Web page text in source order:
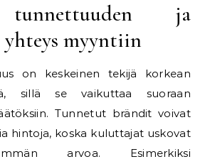
ja
yhteys myyntiin
on keskeinen tekijä korkean
sillä se vaikuttaa suoraan
Tunnetut brändit voivat
hintoja, koska kuluttajat uskovat
arvoa. Esimerkiksi